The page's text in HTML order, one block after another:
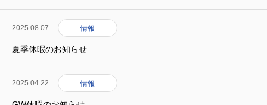
2025.08.07 情報
夏季休暇のお知らせ
2025.04.22 情報